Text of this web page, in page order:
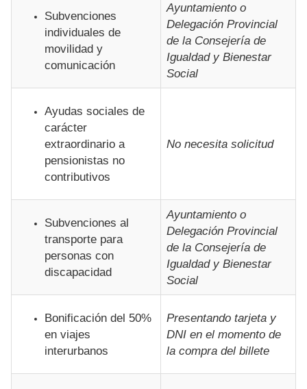
Subvenciones
individuales de
movilidad y
comunicación
Ayuntamiento o
Delegación Provincial
de la Consejería de
Igualdad y Bienestar
Social
Ayudas sociales de
carácter
extraordinario a
pensionistas no
contributivos
No necesita solicitud
Subvenciones al
transporte para
personas con
discapacidad
Ayuntamiento o
Delegación Provincial
de la Consejería de
Igualdad y Bienestar
Social
Bonificación del 50%
en viajes
interurbanos
Presentando tarjeta y
DNI en el momento de
la compra del billete